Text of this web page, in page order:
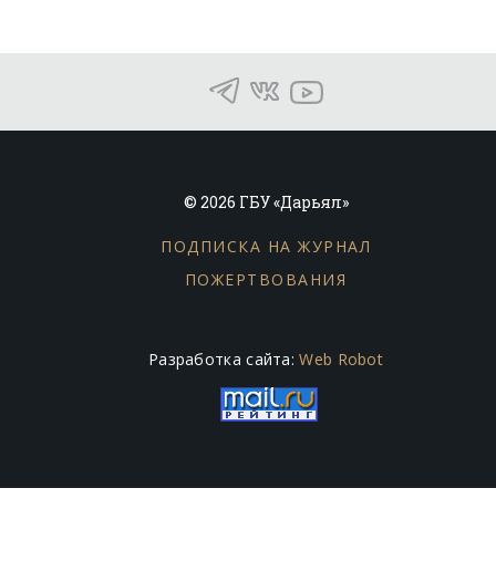
© 2026 ГБУ «Дарьял»
ПОДПИСКА НА ЖУРНАЛ
ПОЖЕРТВОВАНИЯ
Разработка сайта:Web Robot